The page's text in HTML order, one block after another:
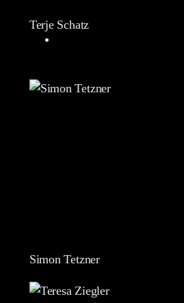
Terje Schatz
Simon Tetzner